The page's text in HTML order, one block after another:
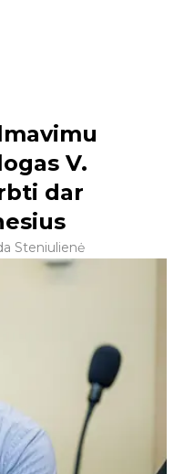
V.
dar
Steniulienė